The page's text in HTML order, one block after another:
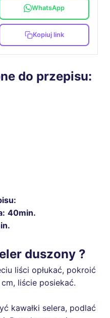
WhatsApp
Kopiuj link
do przepisu:
40min.
duszony ?
liści opłukać, pokroić
cm, liście posiekać.
kawałki selera, podlać